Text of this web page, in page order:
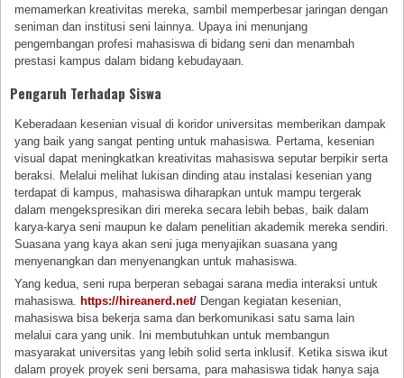
memamerkan kreativitas mereka, sambil memperbesar jaringan dengan
seniman dan institusi seni lainnya. Upaya ini menunjang
pengembangan profesi mahasiswa di bidang seni dan menambah
prestasi kampus dalam bidang kebudayaan.
Pengaruh Terhadap Siswa
Keberadaan kesenian visual di koridor universitas memberikan dampak
yang baik yang sangat penting untuk mahasiswa. Pertama, kesenian
visual dapat meningkatkan kreativitas mahasiswa seputar berpikir serta
beraksi. Melalui melihat lukisan dinding atau instalasi kesenian yang
terdapat di kampus, mahasiswa diharapkan untuk mampu tergerak
dalam mengekspresikan diri mereka secara lebih bebas, baik dalam
karya-karya seni maupun ke dalam penelitian akademik mereka sendiri.
Suasana yang kaya akan seni juga menyajikan suasana yang
menyenangkan dan menyenangkan untuk mahasiswa.
Yang kedua, seni rupa berperan sebagai sarana media interaksi untuk
mahasiswa.https://hireanerd.net/ Dengan kegiatan kesenian,
mahasiswa bisa bekerja sama dan berkomunikasi satu sama lain
melalui cara yang unik. Ini membutuhkan untuk membangun
masyarakat universitas yang lebih solid serta inklusif. Ketika siswa ikut
dalam proyek proyek seni bersama, para mahasiswa tidak hanya saja